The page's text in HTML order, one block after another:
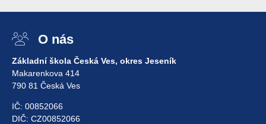
O nás
Základní škola Česká Ves, okres Jeseník
Makarenkova 414
790 81 Česká Ves
IČ: 00852066
DIČ: CZ00852066